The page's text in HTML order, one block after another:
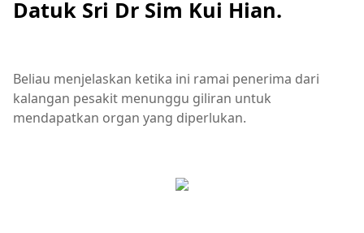
Datuk Sri Dr Sim Kui Hian.
Beliau menjelaskan ketika ini ramai penerima dari
kalangan pesakit menunggu giliran untuk
mendapatkan organ yang diperlukan.